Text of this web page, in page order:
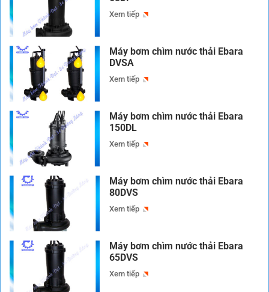
Xem tiếp
Máy bơm chìm nước thải Ebara
DVSA
Xem tiếp
Máy bơm chìm nước thải Ebara
150DL
Xem tiếp
Máy bơm chìm nước thải Ebara
80DVS
Xem tiếp
Máy bơm chìm nước thải Ebara
65DVS
Xem tiếp